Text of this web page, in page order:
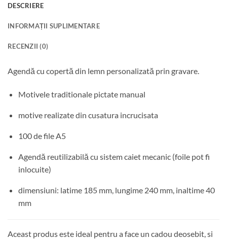
DESCRIERE
INFORMAȚII SUPLIMENTARE
RECENZII (0)
Agendă cu copertă din lemn personalizată prin gravare.
Motivele traditionale pictate manual
motive realizate din cusatura incrucisata
100 de file A5
Agendă reutilizabilă cu sistem caiet mecanic (foile pot fi
inlocuite)
dimensiuni: latime 185 mm, lungime 240 mm, inaltime 40
mm
Aceast produs este ideal pentru a face un cadou deosebit, si